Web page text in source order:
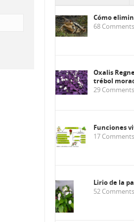
Cómo
68 Comments
Oxalis
trébol
29 Comments
Funciones
17 Comments
Lirio de la
52 Comments